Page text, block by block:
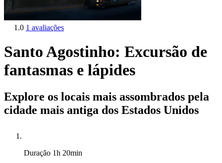
1.0 1 avaliações
Santo Agostinho: Excursão de
fantasmas e lápides
Explore os locais mais assombrados pela
cidade mais antiga dos Estados Unidos
Duração 1h 20min